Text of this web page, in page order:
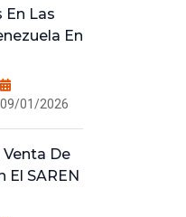
En Las
En
09/01/2026
De
El SAREN